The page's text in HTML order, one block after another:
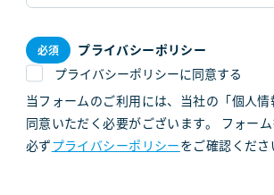
プライバシーポリシー
プライバシーポリシーに同意する
当フォームのご利用には、当社の「個人
同意いただく必要がございます。 フォー
必ずプライバシーポリシーをご確認くださ